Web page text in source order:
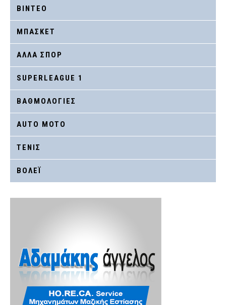
ΒΙΝΤΕΟ
ΜΠΑΣΚΕΤ
ΑΛΛΑ ΣΠΟΡ
SUPERLEAGUE 1
ΒΑΘΜΟΛΟΓΙΕΣ
AUTO MOTO
ΤΕΝΙΣ
ΒΟΛΕΪ